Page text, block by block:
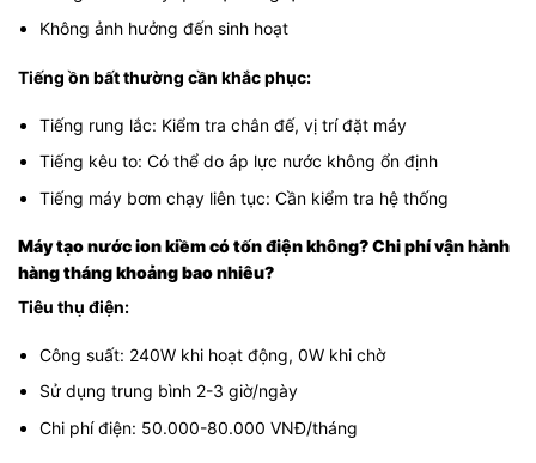
Không ảnh hưởng đến sinh hoạt
Tiếng ồn bất thường cần khắc phục:
Tiếng rung lắc: Kiểm tra chân đế, vị trí đặt máy
Tiếng kêu to: Có thể do áp lực nước không ổn định
Tiếng máy bơm chạy liên tục: Cần kiểm tra hệ thống
Máy tạo nước ion kiềm có tốn điện không? Chi phí vận hành
hàng tháng khoảng bao nhiêu?
Tiêu thụ điện:
Công suất: 240W khi hoạt động, 0W khi chờ
Sử dụng trung bình 2-3 giờ/ngày
Chi phí điện: 50.000-80.000 VNĐ/tháng